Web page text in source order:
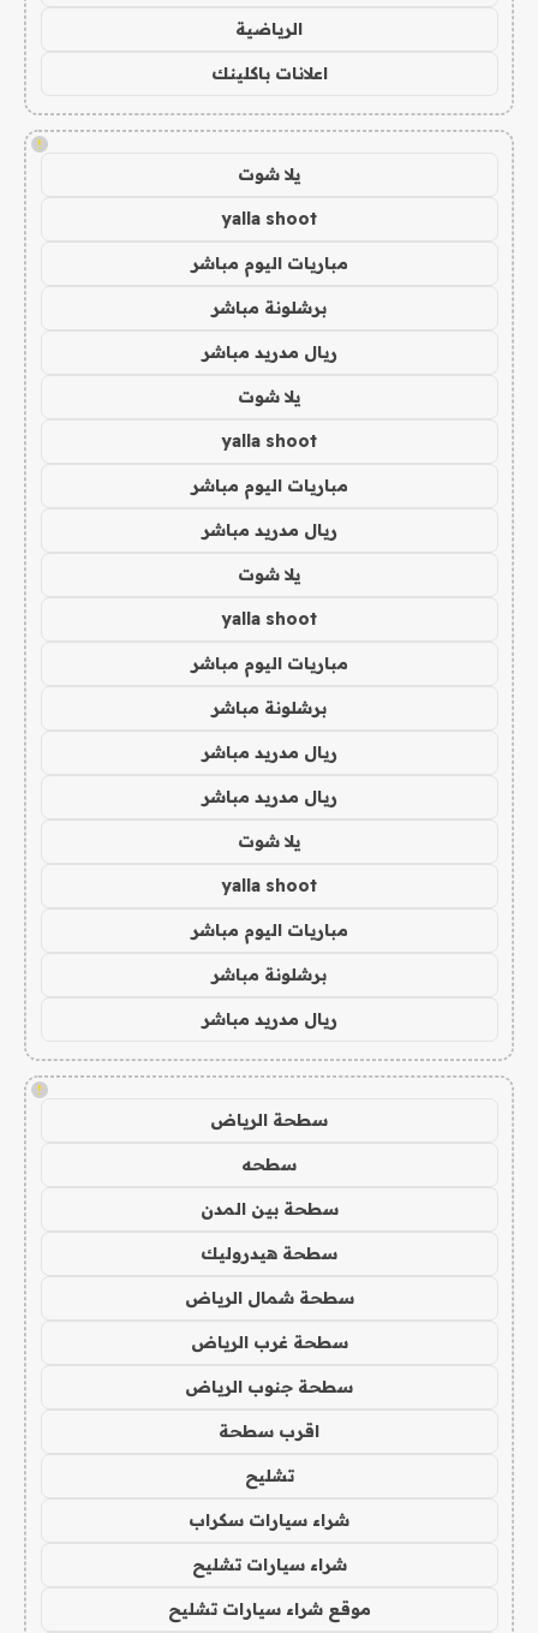
الرياضية
اعلانات باكلينك
!
يلا شوت
yalla shoot
مباريات اليوم مباشر
برشلونة مباشر
ريال مدريد مباشر
يلا شوت
yalla shoot
مباريات اليوم مباشر
ريال مدريد مباشر
يلا شوت
yalla shoot
مباريات اليوم مباشر
برشلونة مباشر
ريال مدريد مباشر
ريال مدريد مباشر
يلا شوت
yalla shoot
مباريات اليوم مباشر
برشلونة مباشر
ريال مدريد مباشر
!
سطحة الرياض
سطحه
سطحة بين المدن
سطحة هيدروليك
سطحة شمال الرياض
سطحة غرب الرياض
سطحة جنوب الرياض
اقرب سطحة
تشليح
شراء سيارات سكراب
شراء سيارات تشليح
موقع شراء سيارات تشليح